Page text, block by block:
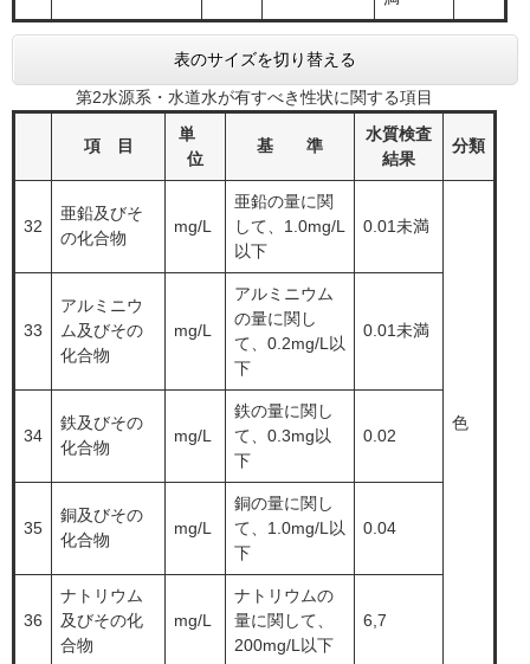
表のサイズを切り替える
第2水源系・水道水が有すべき性状に関する項目
項 目
単
位
基 準
水質検査
結果
分類
32
亜鉛及びそ
の化合物
​mg/L
亜鉛の量に関
して、1.0mg/L
以下
0.01未満
色
33
アルミニウ
ム及びその
化合物
mg/L
アルミニウム
の量に関し
て、0.2mg/L以
下
0.01未満
34
鉄及びその
化合物
mg/L
鉄の量に関し
て、0.3mg以
下
0.02
35
銅及びその
化合物
mg/L
銅の量に関し
て、1.0mg/L以
下
0.04
36
ナトリウム
及びその化
合物
mg/L
ナトリウムの
量に関して、
200mg/L以下
6,7